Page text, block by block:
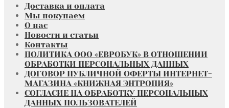
Доставка и оплата
Мы покупаем
О нас
Новости и статьи
Контакты
ПОЛИТИКА ООО «ЕВРОБУК» В ОТНОШЕНИИ
ОБРАБОТКИ ПЕРСОНАЛЬНЫХ ДАННЫХ
ДОГОВОР ПУБЛИЧНОЙ ОФЕРТЫ ИНТЕРНЕТ-
МАГАЗИНА «КНИЖНАЯ ЭНТРОПИЯ»
СОГЛАСИЕ НА ОБРАБОТКУ ПЕРСОНАЛЬНЫХ
ДАННЫХ ПОЛЬЗОВАТЕЛЕЙ